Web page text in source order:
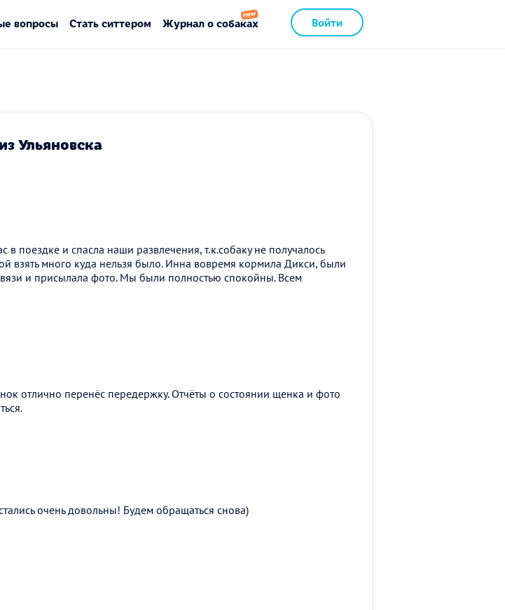
Войти
вопросы Стать ситтером Журнал о собаках
Ульяновска
в поездке и спасла наши развлечения, т.к.собаку не получалось
взять много куда нельзя было. Инна вовремя кормила Дикси, были
и присылала фото. Мы были полностью спокойны. Всем
отлично перенёс передержку. Отчёты о состоянии щенка и фото
очень довольны! Будем обращаться снова)